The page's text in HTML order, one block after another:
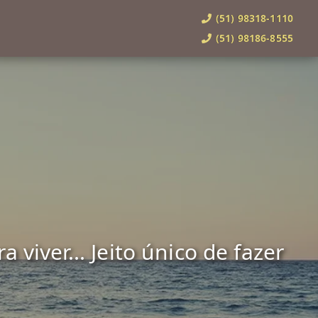
(51) 98318-1110
(51) 98186-8555
viver... Jeito único de fazer